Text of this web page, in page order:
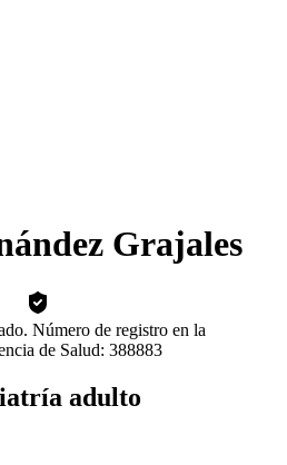
Grajales
Número de registro en la
de Salud: 388883
adulto